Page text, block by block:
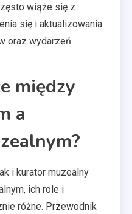
wiąże się z
się i aktualizowania
oraz wydarzeń
między
a
i kurator muzealny
ich role i
różne. Przewodnik